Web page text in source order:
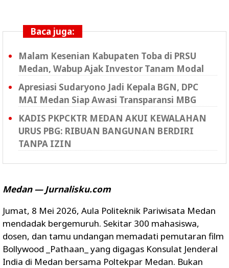
Baca juga:
Malam Kesenian Kabupaten Toba di PRSU
Medan, Wabup Ajak Investor Tanam Modal
Apresiasi Sudaryono Jadi Kepala BGN, DPC
MAI Medan Siap Awasi Transparansi MBG
KADIS PKPCKTR MEDAN AKUI KEWALAHAN
URUS PBG: RIBUAN BANGUNAN BERDIRI
TANPA IZIN
Medan — Jurnalisku.com
Jumat, 8 Mei 2026, Aula Politeknik Pariwisata Medan
mendadak bergemuruh. Sekitar 300 mahasiswa,
dosen, dan tamu undangan memadati pemutaran film
Bollywood _Pathaan_ yang digagas Konsulat Jenderal
India di Medan bersama Poltekpar Medan. Bukan